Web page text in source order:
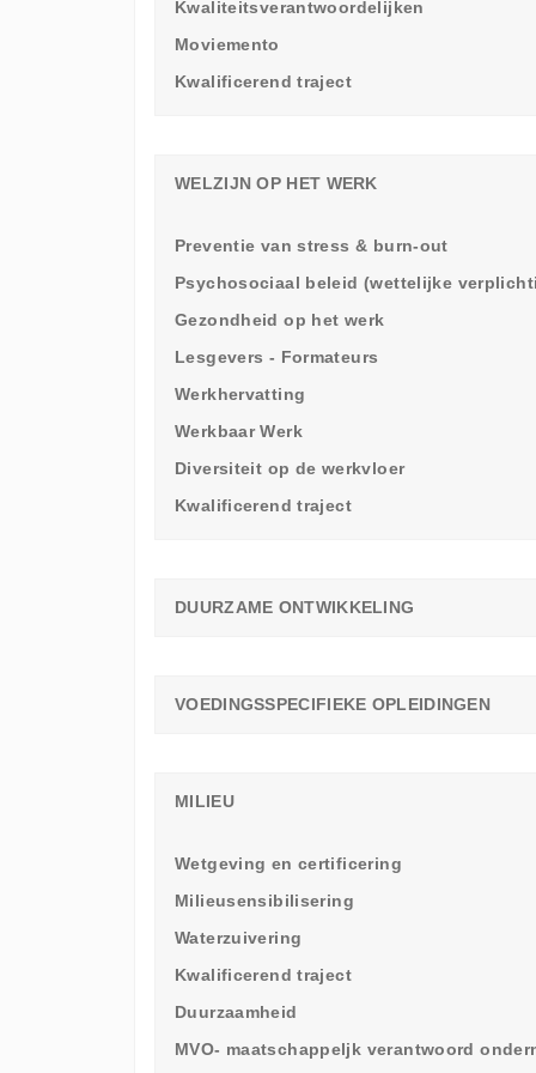
Kwaliteitsverantwoordelijken
Moviemento
Kwalificerend traject
WELZIJN OP HET WERK
Preventie van stress & burn-out
Psychosociaal beleid (wettelijke
Gezondheid op het werk
Lesgevers - Formateurs
Werkhervatting
Werkbaar Werk
Diversiteit op de werkvloer
Kwalificerend traject
DUURZAME ONTWIKKELING
VOEDINGSSPECIFIEKE OPLEIDINGEN
MILIEU
Wetgeving en certificering
Milieusensibilisering
Waterzuivering
Kwalificerend traject
Duurzaamheid
MVO- maatschappeljk verantwoord